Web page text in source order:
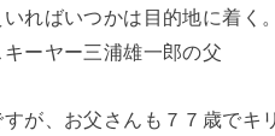
ればいつかは目的地に着く
ヤー三浦雄一郎の父
が、お父さんも７７歳でキ